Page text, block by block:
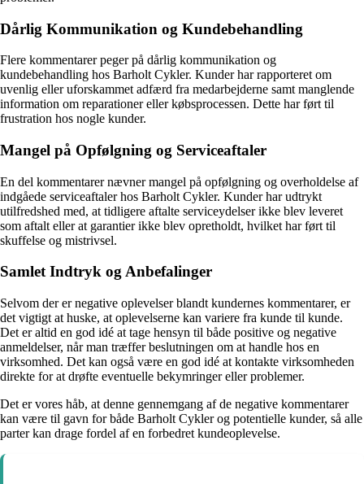
Dårlig Kommunikation og Kundebehandling
Flere kommentarer peger på dårlig kommunikation og
kundebehandling hos Barholt Cykler. Kunder har rapporteret om
uvenlig eller uforskammet adfærd fra medarbejderne samt manglende
information om reparationer eller købsprocessen. Dette har ført til
frustration hos nogle kunder.
Mangel på Opfølgning og Serviceaftaler
En del kommentarer nævner mangel på opfølgning og overholdelse af
indgåede serviceaftaler hos Barholt Cykler. Kunder har udtrykt
utilfredshed med, at tidligere aftalte serviceydelser ikke blev leveret
som aftalt eller at garantier ikke blev opretholdt, hvilket har ført til
skuffelse og mistrivsel.
Samlet Indtryk og Anbefalinger
Selvom der er negative oplevelser blandt kundernes kommentarer, er
det vigtigt at huske, at oplevelserne kan variere fra kunde til kunde.
Det er altid en god idé at tage hensyn til både positive og negative
anmeldelser, når man træffer beslutningen om at handle hos en
virksomhed. Det kan også være en god idé at kontakte virksomheden
direkte for at drøfte eventuelle bekymringer eller problemer.
Det er vores håb, at denne gennemgang af de negative kommentarer
kan være til gavn for både Barholt Cykler og potentielle kunder, så alle
parter kan drage fordel af en forbedret kundeoplevelse.